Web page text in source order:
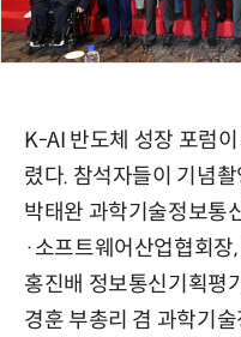
K-AI 반도체 성장 포럼
렸다. 참석자들이 기념
박태완 과학기술정보통
·소프트웨어산업협회
홍진배 정보통신기획평
경훈 부총리 겸 과학기